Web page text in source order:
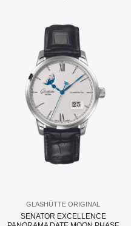
GLASHÜTTE ORIGINAL
SENATOR EXCELLENCE